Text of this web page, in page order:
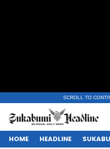
SCROLL TO
HOME HEADLINE